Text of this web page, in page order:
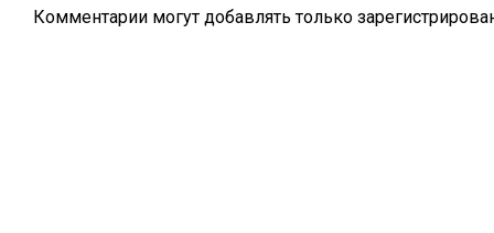
Комментарии могут добавлять только